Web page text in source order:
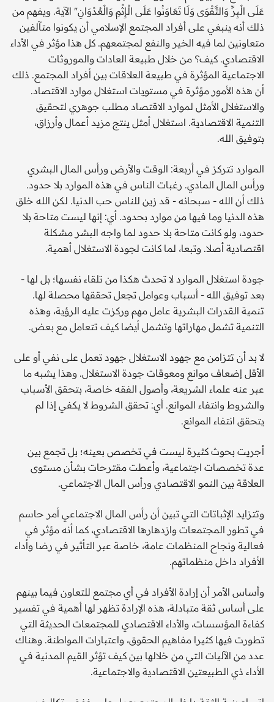
عَلَى الْبِرِّ وَالتَّقْوَى وَلَا تَعَاوَنُوا عَلَى الْإِثْمِ وَالْعُدْوَانِ" الآية. ويفهم من
ذلك أنه ينبغي على أفراد المجتمع الإسلامي أن يكونوا متآلفين
متعاونين لما فيه الخير والنفع لمجتمعهم. كل هذا مؤثر في الأداء
الاقتصادي. كيف؟ من خلال طبيعة العادات والموروثات
الاجتماعية المؤثرة في طبيعة العلاقات بين أفراد المجتمع. ذلك
أن هذه الأمور مؤثرة في مستويات استغلال موارد الاقتصاد.
والاستغلال الأمثل لموارد الاقتصاد مطلب جوهري لتحقيق
التنمية الاقتصادية. استغلال أمثل ينتج مزيد أعمال وأرزاق،
بتوفيق الله.
الموارد تتركز في أربعة: الوقت والأرض ورأس المال البشري
ورأس المال المادي. رغبات الناس في هذه الموارد بلا حدود.
ذلك أن الله - سبحانه - قد زين للناس حب الدنيا. لكن الله خلق
هذه الدنيا وما فيها من موارد بحدود. أي: إنها ليست متاحة بلا
حدود، ولو كانت متاحة بلا حدود لما واجه البشر مشكلة
اقتصادية أصلا. وتبعا، لما كانت لجودة الاستغلال أهمية.
جودة استغلال الموارد لا تحدث هكذا من تلقاء نفسها؛ بل لها -
بعد توفيق الله - أسباب وعوامل تجعل تحققها محصلة لها.
تنمية القدرات البشرية عامل مهم وركزت عليه الرؤية، وهذه
التنمية تشمل مهاراتها وتشمل أيضا كيف تتعامل مع بعض.
لا بد أن تتزامن مع جهود الاستغلال جهود تعمل على نفي أو على
الأقل إضعاف موانع ومعوقات جودة الاستغلال. وهذا يشبه ما
عبر عنه علماء الشريعة، وأصول الفقه خاصة، بتحقق الأسباب
والشروط وانتفاء الموانع. أي: تحقق الشروط لا يكفي إذا لم
يتحقق انتفاء الموانع.
أجريت بحوث كثيرة ليست في تخصص بعينه؛ بل تجمع بين
عدة تخصصات اجتماعية، وأعطت مقترحات بشأن مستوى
العلاقة بين النمو الاقتصادي ورأس المال الاجتماعي.
وتتزايد الإثباتات التي تبين أن رأس المال الاجتماعي أمر حاسم
في تطور المجتمعات وازدهارها الاقتصادي، كما أنه مؤثر في
فعالية ونجاح المنظمات عامة، خاصة عبر التأثير في رضا وأداء
الأفراد داخل منظماتهم.
وأساس الأمر أن إرادة الأفراد في أي مجتمع للتعاون فيما بينهم
على أساس ثقة متبادلة، هذه الإرادة تظهر لها أهمية في تفسير
كفاءة المؤسسات، والأداء الاقتصادي للمجتمعات الحديثة التي
تطورت فيها كثيرا مفاهيم الحقوق، واعتبارات المواطنة. وهناك
عدد من الآليات التي من خلالها بين كيف تؤثر القيم المدنية في
الأداء ذي الطبيعتين الاقتصادية والاجتماعية.